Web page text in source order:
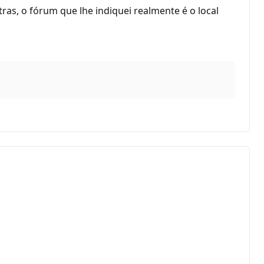
o fórum que lhe indiquei realmente é o local